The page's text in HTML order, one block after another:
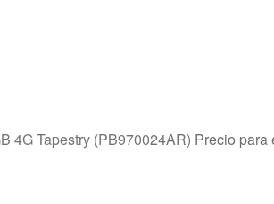
4G Tapestry (PB970024AR) Precio